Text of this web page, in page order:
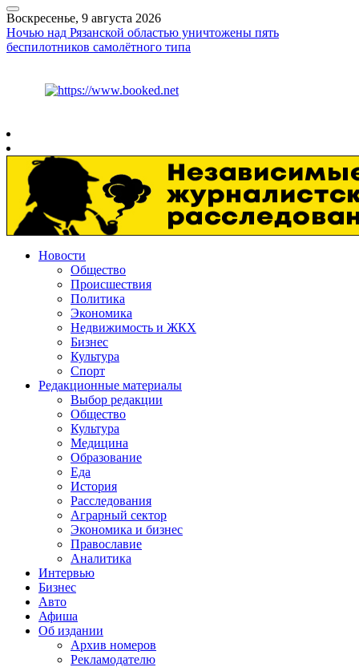
Воскресенье, 9 августа 2026
Ночью над Рязанской областью уничтожены пять
беспилотников самолётного типа
Новости
Общество
Происшествия
Политика
Экономика
Недвижимость и ЖКХ
Бизнес
Культура
Спорт
Редакционные материалы
Выбор редакции
Общество
Культура
Медицина
Образование
Еда
История
Расследования
Аграрный сектор
Экономика и бизнес
Православие
Аналитика
Интервью
Бизнес
Авто
Афиша
Об издании
Архив номеров
Рекламодателю